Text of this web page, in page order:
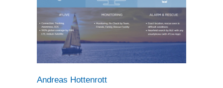
Andreas Hottenrott